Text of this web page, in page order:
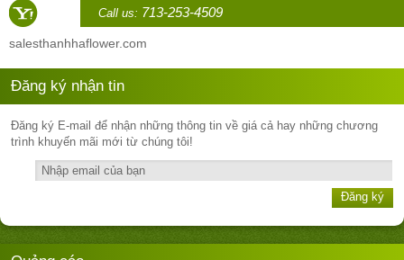
Call us: 713-253-4509
salesthanhhaflower.com
Đăng ký nhận tin
Đăng ký E-mail để nhận những thông tin về giá cả hay những chương
trình khuyến mãi mới từ chúng tôi!
Đăng ký